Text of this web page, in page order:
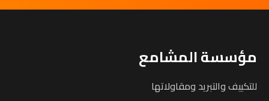
مؤسسة المشامع
للتكييف والتبريد ومقاولاتها